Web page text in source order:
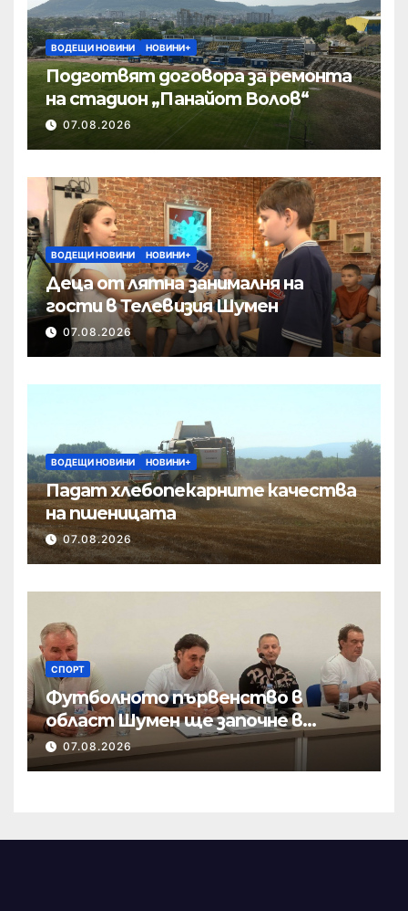
ВОДЕЩИ НОВИНИ НОВИНИ+
Подготвят договора за ремонта
на стадион „Панайот Волов“
07.08.2026
ВОДЕЩИ НОВИНИ НОВИНИ+
Деца от лятна занималня на
гости в Телевизия Шумен
07.08.2026
ВОДЕЩИ НОВИНИ НОВИНИ+
Падат хлебопекарните качества
на пшеницата
07.08.2026
СПОРТ
Футболното първенство в
област Шумен ще започне в
началото на септември
07.08.2026